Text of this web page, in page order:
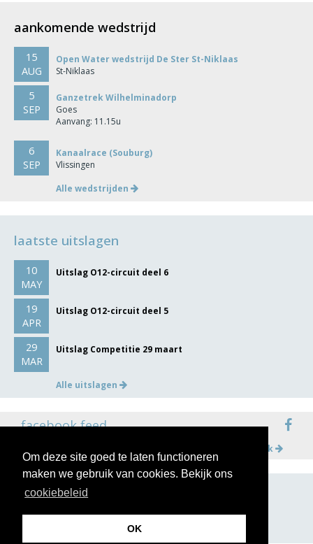
Om deze site goed te laten functioneren
maken we gebruik van cookies. Bekijk ons
cookiebeleid
OK
aankomende wedstrijd
15
AUG
Open Water wedstrijd De Ster St-Niklaas
St-Niklaas
5
SEP
Ganzetrek Wilhelminadorp
Goes
Aanvang: 11.15u
6
SEP
Kanaalrace (Souburg)
Vlissingen
Alle wedstrijden
laatste uitslagen
10
MAY
Uitslag O12-circuit deel 6
19
APR
Uitslag O12-circuit deel 5
29
MAR
Uitslag Competitie 29 maart
Alle uitslagen
facebook feed
Meer op facebook
volg ons op